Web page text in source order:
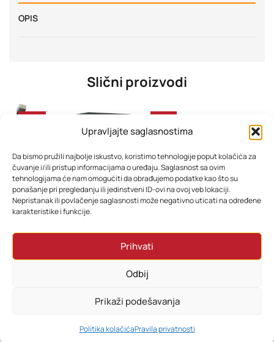
Upravljajte saglasnostima
Da bismo pružili najbolje iskustvo, koristimo tehnologije poput kolačića za
čuvanje i/ili pristup informacijama o uređaju. Saglasnost sa ovim
tehnologijama će nam omogućiti da obrađujemo podatke kao što su
ponašanje pri pregledanju ili jedinstveni ID-ovi na ovoj veb lokaciji.
Nepristanak ili povlačenje saglasnosti može negativno uticati na određene
karakteristike i funkcije.
Prihvati
Odbij
Prikaži podešavanja
Politika kolačićaPravila privatnosti
OPIS
Slični proizvodi
-49% -35%
PRETRAŽI KORPA MOJ RAČUN